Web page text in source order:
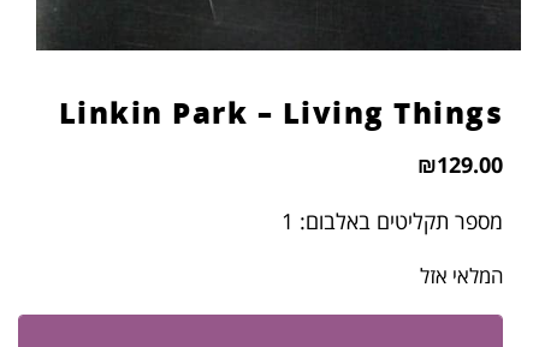
Linkin Park – Living Things
₪129.00
מספר תקליטים באלבום: 1
המלאי אזל